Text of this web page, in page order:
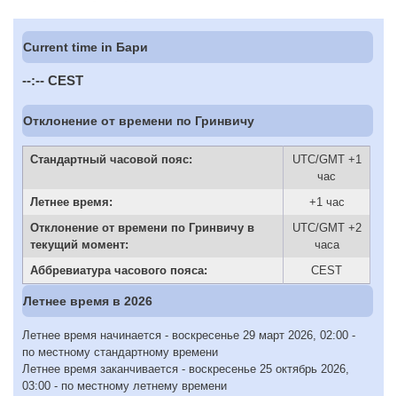
Current time in Бари
--:-- CEST
Отклонение от времени по Гринвичу
Стандартный часовой пояс:
UTC/GMT +1
час
Летнее время:
+1 час
Отклонение от времени по Гринвичу в
текущий момент:
UTC/GMT +2
часа
Аббревиатура часового пояса:
CEST
Летнее время в 2026
Летнее время начинается - воскресенье 29 март 2026, 02:00 -
по местному стандартному времени
Летнее время заканчивается - воскресенье 25 октябрь 2026,
03:00 - по местному летнему времени